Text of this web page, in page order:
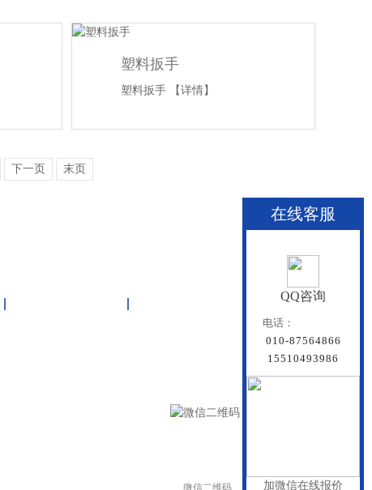
塑料扳手
塑料扳手 【详情】
下一页 末页
网站地图
微信二维码 手机二维码
在线客服
QQ咨询
电话：
010-87564866
15510493986
加微信在线报价